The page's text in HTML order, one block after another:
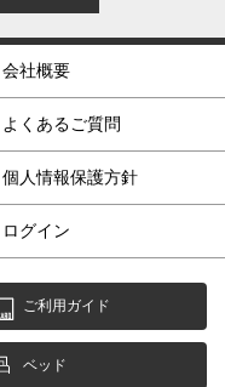
会社概要
よくあるご質問
個人情報保護方針
ログイン
ご利用ガイド
ベッド